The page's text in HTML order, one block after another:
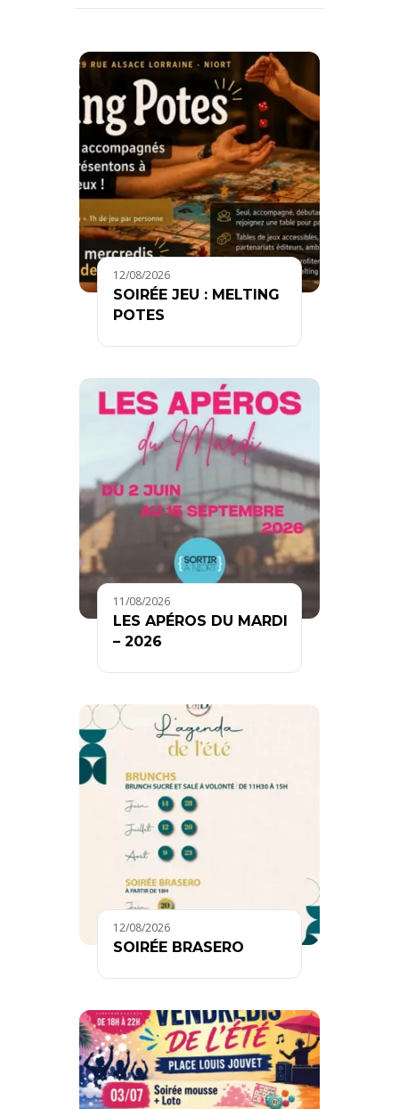
12/08/2026
SOIRÉE JEU : MELTING
POTES
11/08/2026
LES APÉROS DU MARDI
– 2026
12/08/2026
SOIRÉE BRASERO